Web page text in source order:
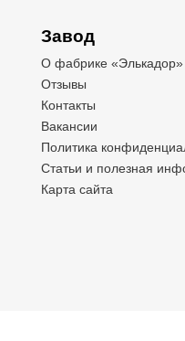
Завод
О фабрике «Элькадор»
Отзывы
Контакты
Вакансии
Политика
Статьи и полезная
Карта сайта